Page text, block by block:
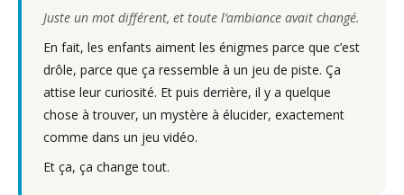
Juste un mot différent, et toute l’ambiance avait changé.
En fait, les enfants aiment les énigmes parce que c’est
drôle, parce que ça ressemble à un jeu de piste. Ça
attise leur curiosité. Et puis derrière, il y a quelque
chose à trouver, un mystère à élucider, exactement
comme dans un jeu vidéo.
Et ça, ça change tout.